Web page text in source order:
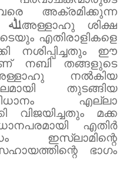
അക്രമിക്കുന്ന
ﷲഅള്ളാഹു ശിക്ഷ
എതിരാളികളെ
നശിപ്പിച്ചതും ഈ
നബി തങ്ങളുടെ
നൽകിയ
തുടങ്ങിയ
എല്ലാ
വിജയിച്ചതും മക്ക
എതിർ
ഇസ്‌ലാമിന്റെ
ഭാഗം